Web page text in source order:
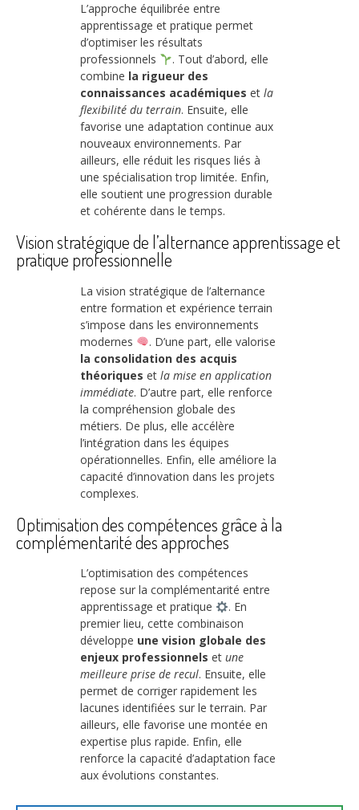
L’approche équilibrée entre
apprentissage et pratique permet
d’optimiser les résultats
professionnels
. Tout d’abord, elle
combine la rigueur des
connaissances académiques et la
flexibilité du terrain. Ensuite, elle
favorise une adaptation continue aux
nouveaux environnements. Par
ailleurs, elle réduit les risques liés à
une spécialisation trop limitée. Enfin,
elle soutient une progression durable
et cohérente dans le temps.
Vision stratégique de l’alternance apprentissage et
pratique professionnelle
La vision stratégique de l’alternance
entre formation et expérience terrain
s’impose dans les environnements
modernes
. D’une part, elle valorise
la consolidation des acquis
théoriques et la mise en application
immédiate. D’autre part, elle renforce
la compréhension globale des
métiers. De plus, elle accélère
l’intégration dans les équipes
opérationnelles. Enfin, elle améliore la
capacité d’innovation dans les projets
complexes.
Optimisation des compétences grâce à la
complémentarité des approches
L’optimisation des compétences
repose sur la complémentarité entre
apprentissage et pratique
. En
premier lieu, cette combinaison
développe une vision globale des
enjeux professionnels et une
meilleure prise de recul. Ensuite, elle
permet de corriger rapidement les
lacunes identifiées sur le terrain. Par
ailleurs, elle favorise une montée en
expertise plus rapide. Enfin, elle
renforce la capacité d’adaptation face
aux évolutions constantes.